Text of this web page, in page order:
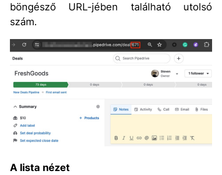
böngésző URL-jében található utolsó
szám.
A lista nézet